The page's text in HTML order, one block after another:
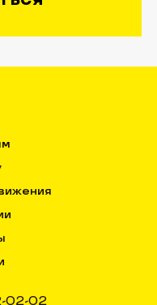
02-02